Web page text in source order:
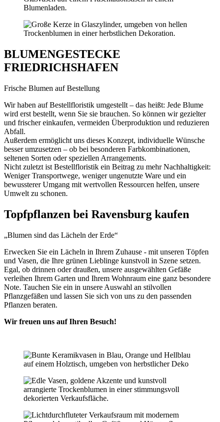
BLUMENGESTECKE
FRIEDRICHSHAFEN
Frische Blumen auf Bestellung
Wir haben auf Bestellfloristik umgestellt – das heißt: Jede Blume
wird erst bestellt, wenn Sie sie brauchen. So können wir gezielter
und frischer einkaufen, vermeiden Überproduktion und reduzieren
Abfall.
Außerdem ermöglicht uns dieses Konzept, individuelle Wünsche
besser umzusetzen – ob bei besonderen Farbkombinationen,
seltenen Sorten oder speziellen Arrangements.
Nicht zuletzt ist Bestellfloristik ein Beitrag zu mehr Nachhaltigkeit:
Weniger Transportwege, weniger ungenutzte Ware und ein
bewussterer Umgang mit wertvollen Ressourcen helfen, unsere
Umwelt zu schonen.
Topfpflanzen bei Ravensburg kaufen
„Blumen sind das Lächeln der Erde“
Erwecken Sie ein Lächeln in Ihrem Zuhause - mit unseren Töpfen
und Vasen, die Ihre grünen Lieblinge kunstvoll in Szene setzen.
Egal, ob drinnen oder draußen, unsere ausgewählten Gefäße
verleihen Ihrem Garten und Ihrem Wohnraum eine ganz besondere
Note. Tauchen Sie ein in unsere Auswahl an stilvollen
Pflanzgefäßen und lassen Sie sich von uns zu den passenden
Pflanzen beraten.
Wir freuen uns auf Ihren Besuch!